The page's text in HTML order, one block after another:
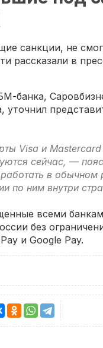
санкции, не
рассказали в
банка,
уточнил
Visa и Mastercard
сейчас, —
в обычном
по ним внутри
всеми
без
и Google Pay.